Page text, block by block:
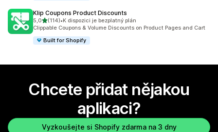
Klip Coupons Product Discounts
5,0z 5 hvězd
(114)
Celkový počet recenzí: 114
•K dispozici je bezplatný plán
Clippable Coupons & Volume Discounts on Product Pages and Cart
Built for Shopify
Chcete přidat nějakou
aplikaci?
Vyzkoušejte si Shopify zdarma na 3 dny